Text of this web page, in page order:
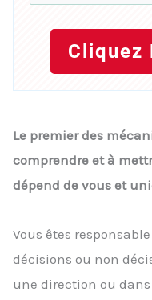
Cliquez
Le premier des
comprendre et à
dépend de vous et
Vous êtes
décisions ou non
une direction ou